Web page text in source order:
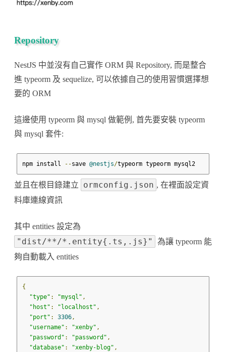
Repository
NestJS 中並沒有自己實作 ORM 與 Repository, 而是整合
進 typeorm 及 sequelize, 可以依據自己的使用習慣選擇想
要的 ORM
這邊使用 typeorm 與 mysql 做範例, 首先要安裝 typeorm
與 mysql 套件:
npm install --save @nestjs/typeorm typeorm mysql2
並且在根目錄建立 ormconfig.json , 在裡面設定資
料庫連線資訊
其中 entities 設定為
"dist/**/*.entity{.ts,.js}"
為讓 typeorm 能
夠自動載入 entities
{
"type" : "mysql" ,
"host" : "localhost" ,
"port" : 3306,
"username" : "xenby" ,
"password" : "password" ,
"database" : "xenby-blog" ,